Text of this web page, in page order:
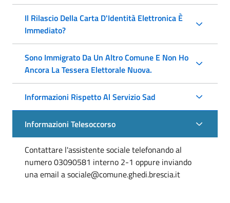
Il Rilascio Della Carta D'Identità Elettronica È
Immediato?
Sono Immigrato Da Un Altro Comune E Non Ho
Ancora La Tessera Elettorale Nuova.
Informazioni Rispetto Al Servizio Sad
Informazioni Telesoccorso
Contattare l'assistente sociale telefonando al
numero 03090581 interno 2-1 oppure inviando
una email a sociale@comune.ghedi.brescia.it